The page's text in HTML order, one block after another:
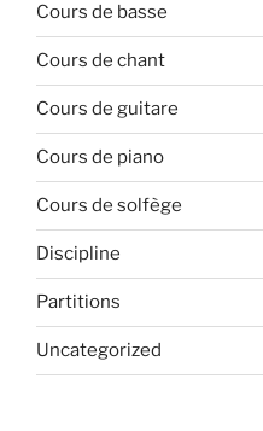
Cours de basse
Cours de chant
Cours de guitare
Cours de piano
Cours de solfège
Discipline
Partitions
Uncategorized